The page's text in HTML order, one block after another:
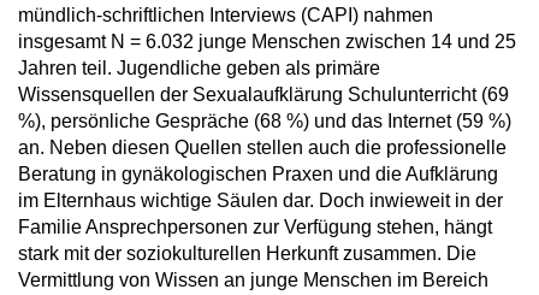
mündlich-schriftlichen Interviews (CAPI) nahmen
insgesamt N = 6.032 junge Menschen zwischen 14 und 25
Jahren teil. Jugendliche geben als primäre
Wissensquellen der Sexualaufklärung Schulunterricht (69
%), persönliche Gespräche (68 %) und das Internet (59 %)
an. Neben diesen Quellen stellen auch die professionelle
Beratung in gynäkologischen Praxen und die Aufklärung
im Elternhaus wichtige Säulen dar. Doch inwieweit in der
Familie Ansprechpersonen zur Verfügung stehen, hängt
stark mit der soziokulturellen Herkunft zusammen. Die
Vermittlung von Wissen an junge Menschen im Bereich